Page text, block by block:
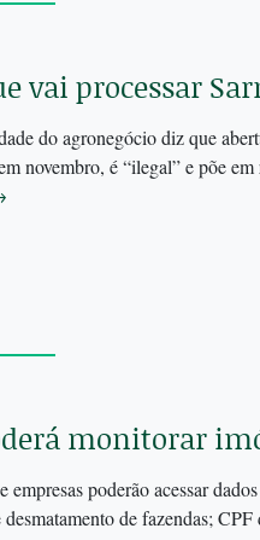
vai processar
do agronegócio diz que
novembro, é “ilegal” e põe
monitorar
empresas poderão acessar
de fazendas;